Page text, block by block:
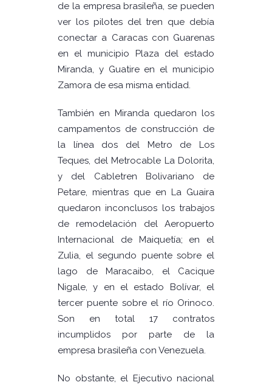
de la empresa brasileña, se pueden
ver los pilotes del tren que debía
conectar a Caracas con Guarenas
en el municipio Plaza del estado
Miranda, y Guatire en el municipio
Zamora de esa misma entidad.
También en Miranda quedaron los
campamentos de construcción de
la línea dos del Metro de Los
Teques, del Metrocable La Dolorita,
y del Cabletren Bolivariano de
Petare, mientras que en La Guaira
quedaron inconclusos los trabajos
de remodelación del Aeropuerto
Internacional de Maiquetía; en el
Zulia, el segundo puente sobre el
lago de Maracaibo, el Cacique
Nigale, y en el estado Bolívar, el
tercer puente sobre el río Orinoco.
Son en total 17 contratos
incumplidos por parte de la
empresa brasileña con Venezuela.
No obstante, el Ejecutivo nacional